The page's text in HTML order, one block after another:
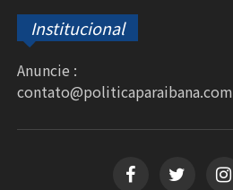
Institucional
Anuncie :
contato@politicaparaibana.com